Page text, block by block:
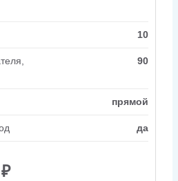
10
90
прямой
да
₽